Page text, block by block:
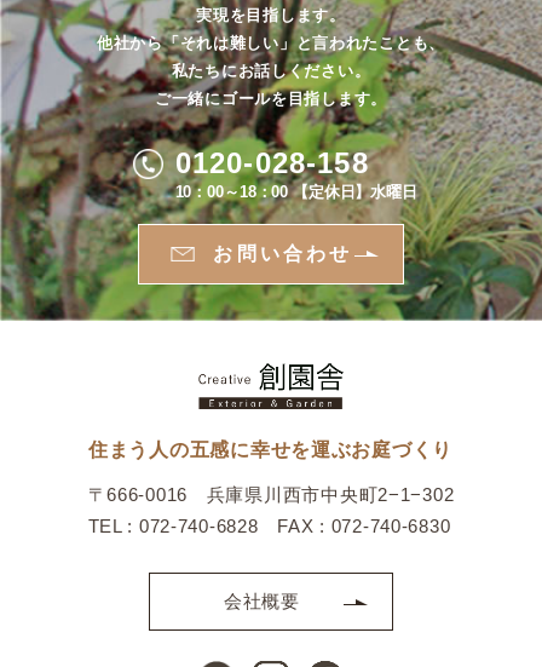
実現を目指します。
他社から「それは難しい」と言われたことも、
私たちにお話しください。
ご一緒にゴールを目指します。
0120-028-158
10：00～18：00 【定休日】水曜日
お問い合わせ
住まう人の五感に幸せを運ぶお庭づくり
〒666-0016 兵庫県川西市中央町2−1−302
TEL : 072-740-6828 FAX : 072-740-6830
会社概要